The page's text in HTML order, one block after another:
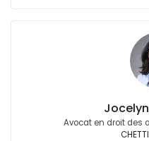
Avocat en droit des